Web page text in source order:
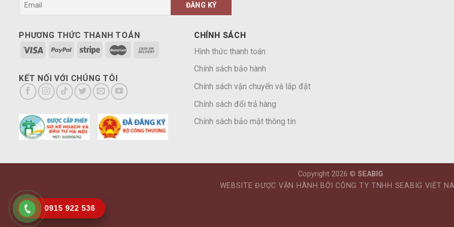
PHƯƠNG THỨC THANH TOÁN
KẾT NỐI VỚI CHÚNG TÔI
CHÍNH SÁCH
Hình thức thanh toán
Chính sách bảo hành
Chính sách vận chuyển và lắp đặt
Chính sách đổi trả hàng
Chính sách bảo mật thông tin
Copyright 2026 © SEABIG
WEBSITE ĐƯỢC VẬN HÀNH BỞI CÔNG TY TNHH SEABIG VIỆT
0915 922 536